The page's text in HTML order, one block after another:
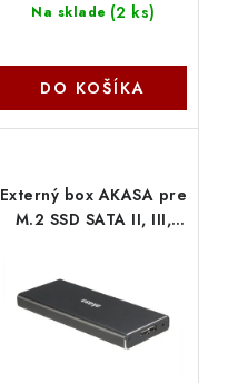
Na sklade (2 ks)
DO KOŠÍKA
Externý box AKASA pre
M.2 SSD SATA II, III,
2242, 2260 a 2280),
hliník, čierna AK-
ENU3M2-BK Akasa